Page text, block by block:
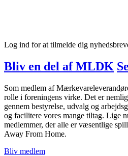
Log ind for at tilmelde dig
Bliv en del af MLDK
Som medlem af
rolle i foreningens virke. Det er
gennem bestyrelse, udvalg og
og facilitere vores mange tiltag. Lige
medlemmer, der alle er væsentlige
Away From Home.
Bliv medlem